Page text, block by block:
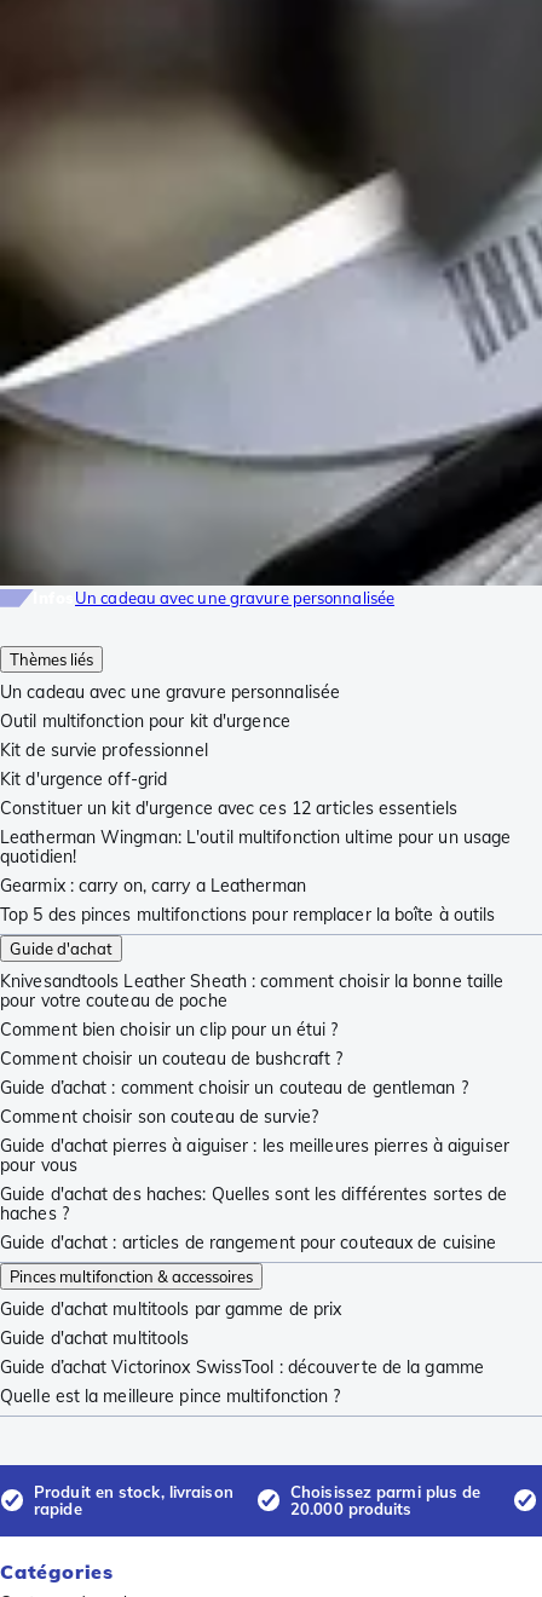
Thèmes liés
Un cadeau avec une gravure personnalisée
Outil multifonction pour kit d'urgence
Kit de survie professionnel
Kit d'urgence off-grid
Constituer un kit d'urgence avec ces 12 articles essentiels
Leatherman Wingman: L'outil multifonction ultime pour un usage
quotidien!
Gearmix : carry on, carry a Leatherman
Top 5 des pinces multifonctions pour remplacer la boîte à outils
Guide d'achat
Knivesandtools Leather Sheath : comment choisir la bonne taille
pour votre couteau de poche
Comment bien choisir un clip pour un étui ?
Comment choisir un couteau de bushcraft ?
Guide d’achat : comment choisir un couteau de gentleman ?
Comment choisir son couteau de survie?
Guide d'achat pierres à aiguiser : les meilleures pierres à aiguiser
pour vous
Guide d'achat des haches: Quelles sont les différentes sortes de
haches ?
Guide d'achat : articles de rangement pour couteaux de cuisine
Pinces multifonction & accessoires
Guide d'achat multitools par gamme de prix
Guide d'achat multitools
Guide d’achat Victorinox SwissTool : découverte de la gamme
Quelle est la meilleure pince multifonction ?
Un cadeau avec une gravure personnalisée
Produit en stock, livraison
rapide
Choisissez parmi plus de
20.000 produits
Catégories